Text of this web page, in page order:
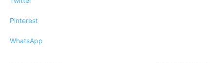
Pinterest
WhatsApp